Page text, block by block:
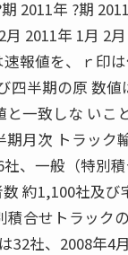
2011年 ?期
2011年 1月 2
報値を、ｒ印は
四半期の原 数
一致しな いこ
期月次 トラック
、一般（特別
約1,100社及び
積合せトラック
32社、2008年4